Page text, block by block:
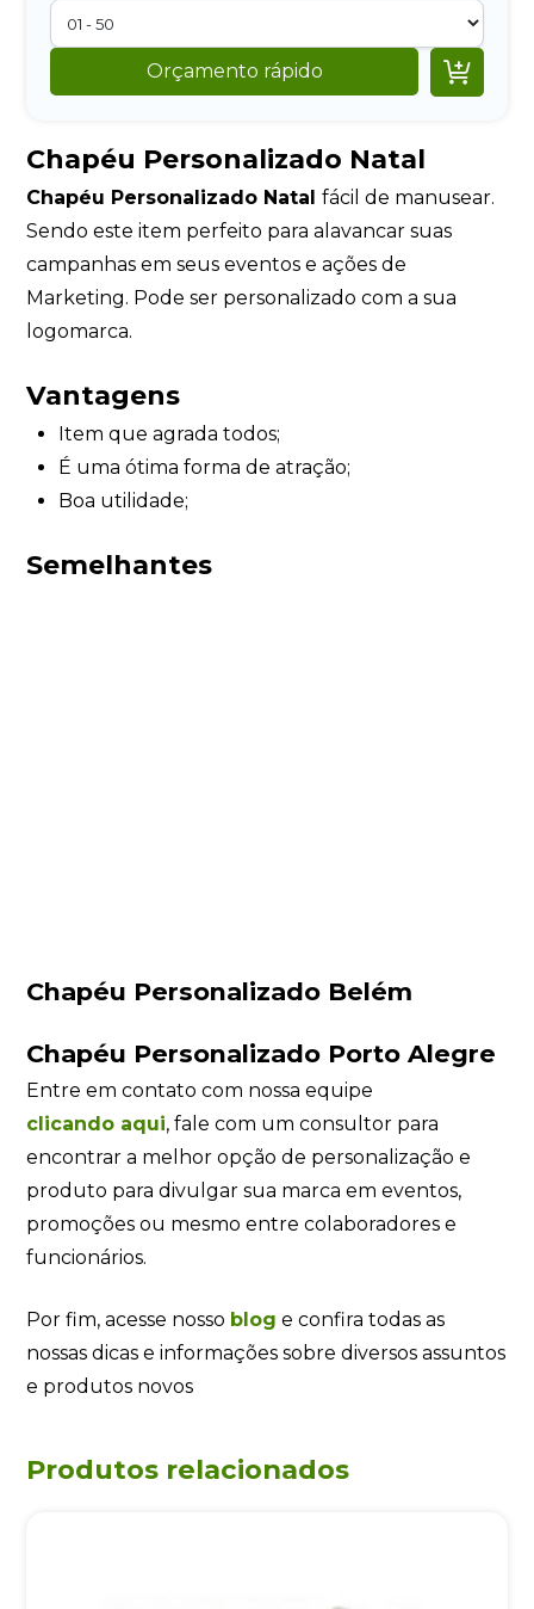
Orçamento rápido 
Chapéu Personalizado Natal
Chapéu Personalizado Natalfácil de manusear.
Sendo este item perfeito para alavancar suas
campanhas em seus eventos e ações de
Marketing. Pode ser personalizado com a sua
logomarca.
Vantagens
Item que agrada todos;
É uma ótima forma de atração;
Boa utilidade;
Semelhantes
Chapéu Personalizado Belém
Chapéu Personalizado Porto Alegre
Entre em contato com nossa equipe
clicando aqui, fale com um consultor para
encontrar a melhor opção de personalização e
produto para divulgar sua marca em eventos,
promoções ou mesmo entre colaboradores e
funcionários.
Por fim, acesse nosso blog e confira todas as
nossas dicas e informações sobre diversos assuntos
e produtos novos
Produtos relacionados